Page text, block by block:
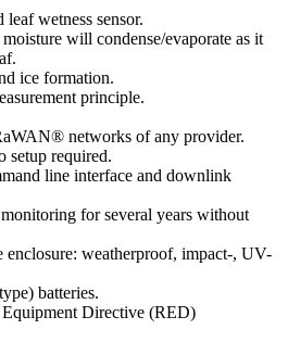
wetness sensor.
will condense/evaporate as it
ice formation.
principle.
networks of any provider.
setup required.
line interface and downlink
for several years without
enclosure: weatherproof, impact-, UV-
batteries.
Directive (RED)